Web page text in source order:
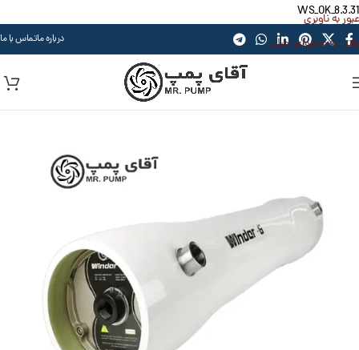
WS_OK_8.3.31
عبور به ناوبری
رفتن به محتوای اصلی
درباره ماتماس با ما